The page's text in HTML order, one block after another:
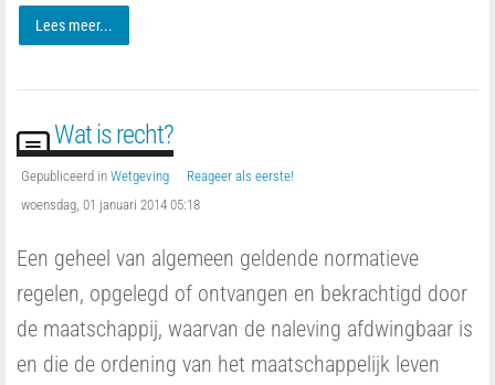
Lees meer...
Wat is recht?
Gepubliceerd in Wetgeving
Reageer als eerste!
woensdag, 01 januari 2014 05:18
Een geheel van algemeen geldende normatieve
regelen, opgelegd of ontvangen en bekrachtigd door
de maatschappij, waarvan de naleving afdwingbaar is
en die de ordening van het maatschappelijk leven